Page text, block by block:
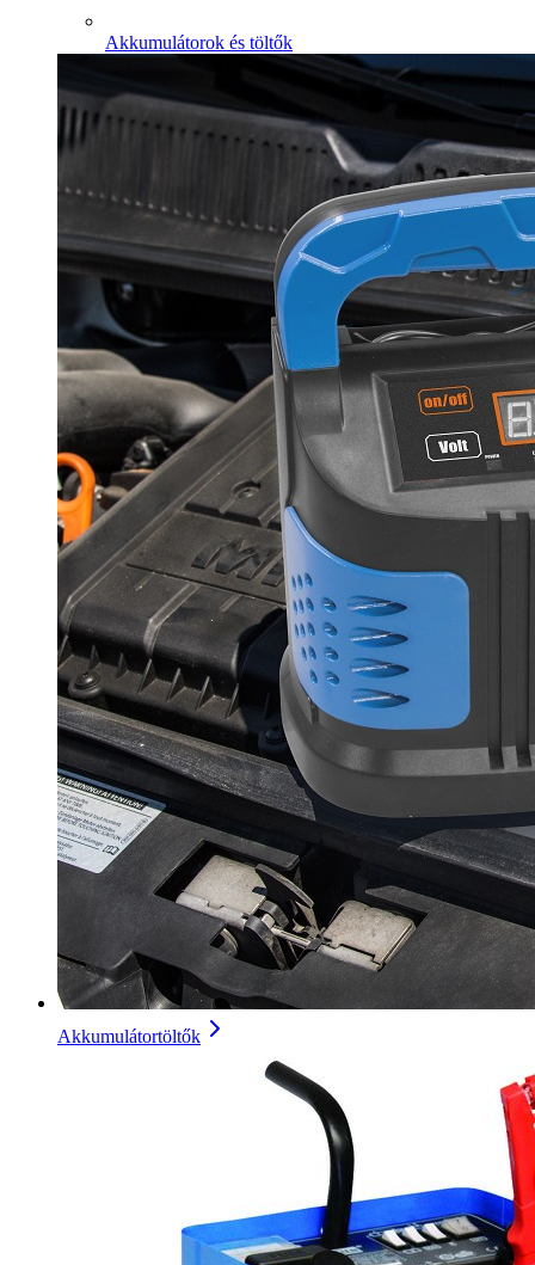
Akkumulátorok és töltők
Akkumulátortöltők